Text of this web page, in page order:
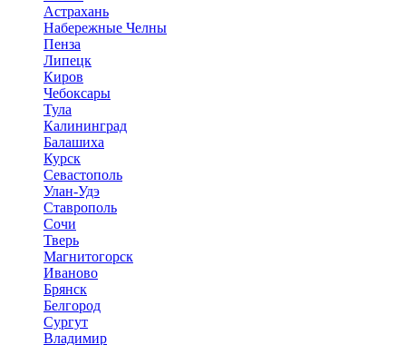
Астрахань
Набережные Челны
Пенза
Липецк
Киров
Чебоксары
Тула
Калининград
Балашиха
Курск
Севастополь
Улан-Удэ
Ставрополь
Сочи
Тверь
Магнитогорск
Иваново
Брянск
Белгород
Сургут
Владимир